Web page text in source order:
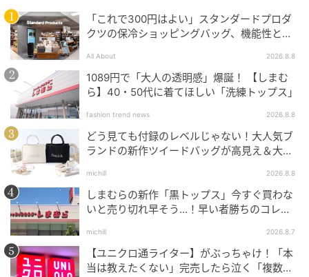
次の記事
40・50代「春服ない！」→【しまむら】で解
決！ 大人のおしゃ見え♡「優秀トップス」
の記事をもっとみる
「これで300円はよい」スタンダードプロダ
クツの保冷ショッピングバッグ、機能性とデ
All About 2026.8.8
1089円で「大人の透明感」爆誕！ 【しまむ
ら】40・50代に着てほしい「洗練トップス」
fashion trend news 2026.8.8
どう見ても付録のレベルじゃない！大人気ブ
ランドの新作ツイードバッグが高見え＆大容
michill 2026.8.8
しまむらの新作「黒トップス」今すぐ買わな
いと売り切れ早そう…！早い者勝ちのコレ買
michill 2026.8.7
【ユニクロ通ライター】がぶっちゃけ！「本
当は教えたくない」完売したら泣く「複数買